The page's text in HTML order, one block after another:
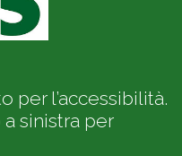
per l’accessibilità.
a sinistra per